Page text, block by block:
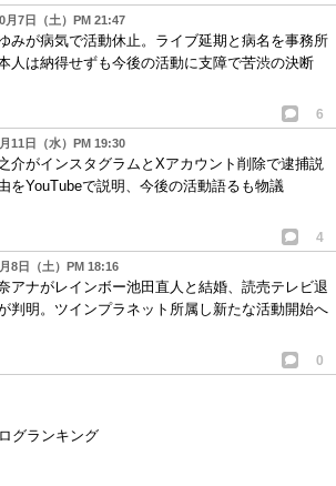
月7日（土）PM 21:47
みが病気で活動休止。ライブ延期と病名を事務所
人は納得せずも今後の活動に支障で苦渋の決断
6
11日（水）PM 19:30
介がインスタグラムとXアカウント削除で逮捕説
をYouTubeで説明、今後の活動語るも物議
4
8日（土）PM 18:16
アナがレインボー池田直人と結婚、読売テレビ退
判明。ツインプラネット所属し新たな活動開始へ
0
グランキング